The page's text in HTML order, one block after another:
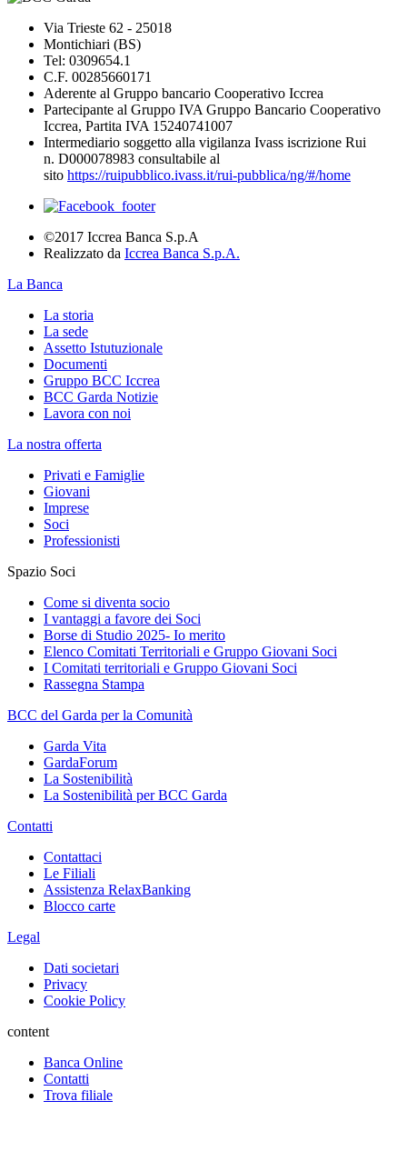
Via Trieste 62 - 25018
Montichiari (BS)
Tel: 0309654.1
C.F. 00285660171
Aderente al Gruppo bancario Cooperativo Iccrea
Partecipante al Gruppo IVA Gruppo Bancario Cooperativo
Iccrea, Partita IVA 15240741007
Intermediario soggetto alla vigilanza Ivass iscrizione Rui
n. D000078983 consultabile al
sito https://ruipubblico.ivass.it/rui-pubblica/ng/#/home
©2017 Iccrea Banca S.p.A
Realizzato da Iccrea Banca S.p.A.
La Banca
La storia
La sede
Assetto Istutuzionale
Documenti
Gruppo BCC Iccrea
BCC Garda Notizie
Lavora con noi
La nostra offerta
Privati e Famiglie
Giovani
Imprese
Soci
Professionisti
Spazio Soci
Come si diventa socio
I vantaggi a favore dei Soci
Borse di Studio 2025- Io merito
Elenco Comitati Territoriali e Gruppo Giovani Soci
I Comitati territoriali e Gruppo Giovani Soci
Rassegna Stampa
BCC del Garda per la Comunità
Garda Vita
GardaForum
La Sostenibilità
La Sostenibilità per BCC Garda
Contatti
Contattaci
Le Filiali
Assistenza RelaxBanking
Blocco carte
Legal
Dati societari
Privacy
Cookie Policy
content
Banca Online
Contatti
Trova filiale